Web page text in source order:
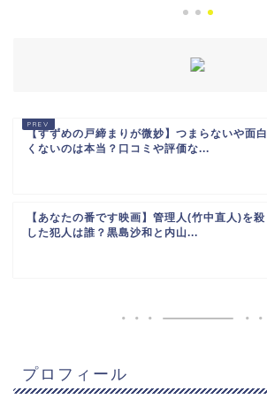
【すずめの戸締まりが微妙】つまらないや面白
くないのは本当？口コミや評価な...
【あなたの番です映画】管理人(竹中直人)を殺
した犯人は誰？黒島沙和と内山...
プロフィール